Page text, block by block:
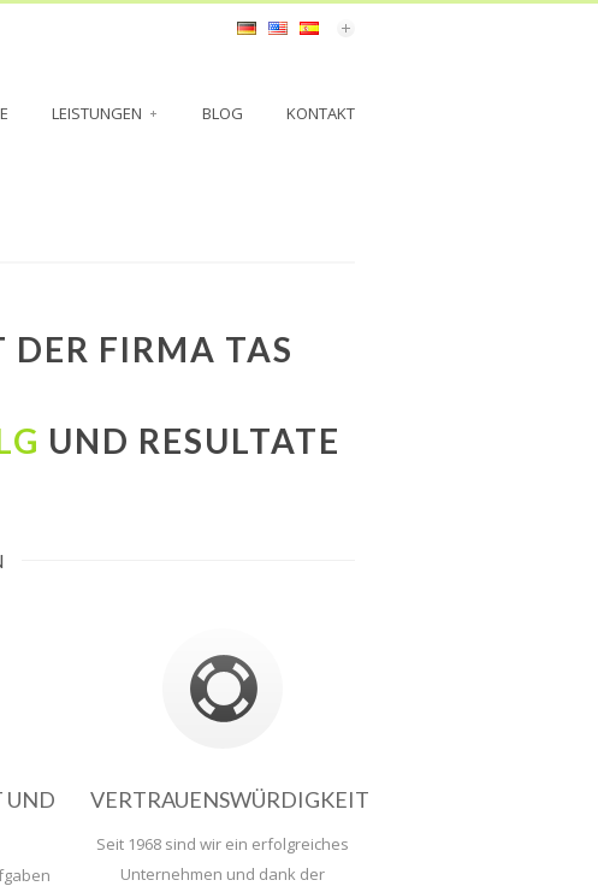
LEISTUNGEN BLOG KONTAKT
DER FIRMA TAS
UND RESULTATE
UND
VERTRAUENSWÜRDIGKEIT
Seit 1968 sind wir ein erfolgreiches
Unternehmen und dank der